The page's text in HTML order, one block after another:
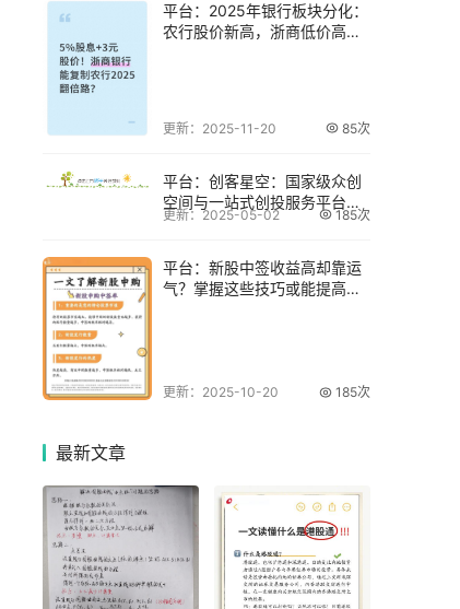
平台：2025年银行板块分化：
农行股价新高，浙商低价高
更新：2025-11-20 85次
平台：创客星空：国家级众创
空间与一站式创投服务平台，
助力创客对接资
更新：2025-05-02 185次
平台：新股中签收益高却靠运
气？掌握这些技巧或能提高中
更新：2025-10-20 185次
最新文章